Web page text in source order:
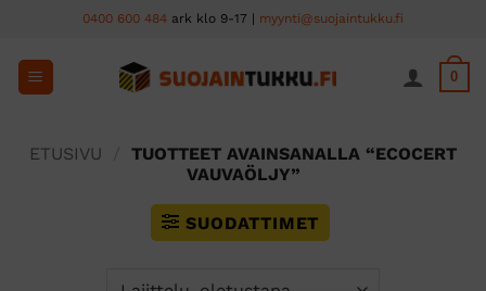
content
0400 600 484 ark klo 9-17 | myynti@suojaintukku.fi
0
ETUSIVU
TUOTTEET AVAINSANALLA “ECOCERT
VAUVAÖLJY”
SUODATTIMET